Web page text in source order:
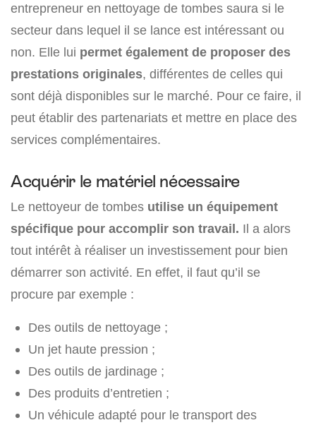
entrepreneur en nettoyage de tombes saura si le
secteur dans lequel il se lance est intéressant ou
non. Elle lui permet également de proposer des
prestations originales, différentes de celles qui
sont déjà disponibles sur le marché. Pour ce faire, il
peut établir des partenariats et mettre en place des
services complémentaires.
Acquérir le matériel nécessaire
Le nettoyeur de tombes utilise un équipement
spécifique pour accomplir son travail. Il a alors
tout intérêt à réaliser un investissement pour bien
démarrer son activité. En effet, il faut qu’il se
procure par exemple :
Des outils de nettoyage ;
Un jet haute pression ;
Des outils de jardinage ;
Des produits d’entretien ;
Un véhicule adapté pour le transport des